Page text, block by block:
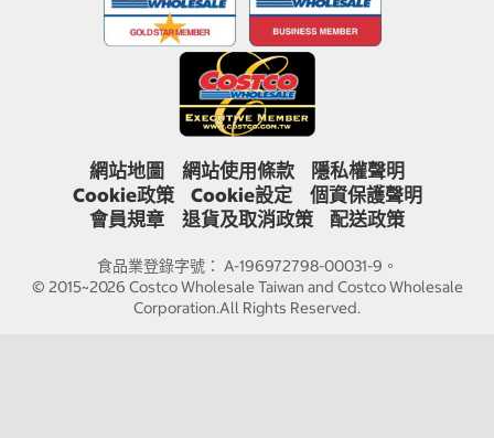
網站地圖 網站使用條款
隱私權聲明
Cookie政策
Cookie設定
個資保護聲明
會員規章
退貨及取消政策 配送政策
食品業登錄字號： A-196972798-00031-9。
© 2015~2026 Costco Wholesale Taiwan and Costco Wholesale
Corporation.All Rights Reserved.